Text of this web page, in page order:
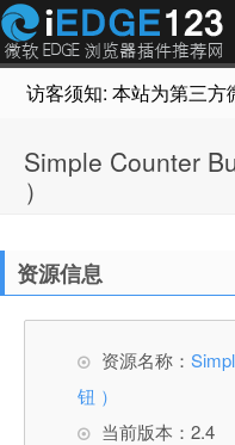
访客须知: 本站为第三
Simple Counter
）
资源信息
资源名称：
钮 ）
当前版本：2.4